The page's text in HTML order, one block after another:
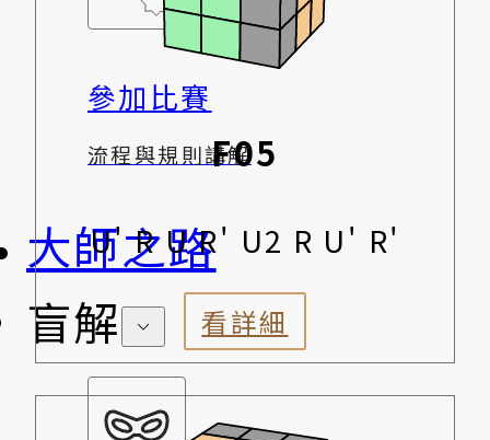
參加比賽
流程與規則講解
大師之路
盲解
F05
U' R U R' U2 R U' R'
看詳細